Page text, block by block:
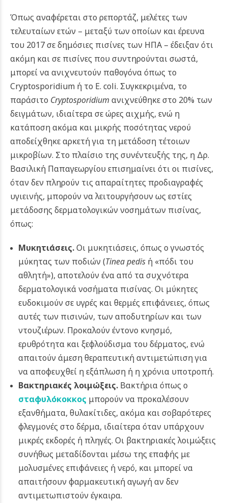
Όπως αναφέρεται στο ρεπορτάζ, μελέτες των
τελευταίων ετών – μεταξύ των οποίων και έρευνα
του 2017 σε δημόσιες πισίνες των ΗΠΑ – έδειξαν ότι
ακόμη και σε πισίνες που συντηρούνται σωστά,
μπορεί να ανιχνευτούν παθογόνα όπως το
Cryptosporidium ή το E. coli. Συγκεκριμένα, το
παράσιτο Cryptosporidium ανιχνεύθηκε στο 20% των
δειγμάτων, ιδιαίτερα σε ώρες αιχμής, ενώ η
κατάποση ακόμα και μικρής ποσότητας νερού
αποδείχθηκε αρκετή για τη μετάδοση τέτοιων
μικροβίων. Στο πλαίσιο της συνέντευξής της, η Δρ.
Βασιλική Παπαγεωργίου επισημαίνει ότι οι πισίνες,
όταν δεν πληρούν τις απαραίτητες προδιαγραφές
υγιεινής, μπορούν να λειτουργήσουν ως εστίες
μετάδοσης δερματολογικών νοσημάτων πισίνας,
όπως:
Μυκητιάσεις.Οι μυκητιάσεις, όπως ο γνωστός
μύκητας των ποδιών (Tinea pedisή «πόδι του
αθλητή»), αποτελούν ένα από τα συχνότερα
δερματολογικά νοσήματα πισίνας. Οι μύκητες
ευδοκιμούν σε υγρές και θερμές επιφάνειες, όπως
αυτές των πισινών, των αποδυτηρίων και των
ντουζιέρων. Προκαλούν έντονο κνησμό,
ερυθρότητα και ξεφλούδισμα του δέρματος, ενώ
απαιτούν άμεση θεραπευτική αντιμετώπιση για
να αποφευχθεί η εξάπλωση ή η χρόνια υποτροπή.
Βακτηριακές λοιμώξεις. Βακτήρια όπως ο
σταφυλόκοκκος μπορούν να προκαλέσουν
εξανθήματα, θυλακίτιδες, ακόμα και σοβαρότερες
φλεγμονές στο δέρμα, ιδιαίτερα όταν υπάρχουν
μικρές εκδορές ή πληγές. Οι βακτηριακές λοιμώξεις
συνήθως μεταδίδονται μέσω της επαφής με
μολυσμένες επιφάνειες ή νερό, και μπορεί να
απαιτήσουν φαρμακευτική αγωγή αν δεν
αντιμετωπιστούν έγκαιρα.